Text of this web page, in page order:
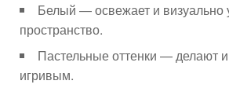
Белый — освежает и визуально
пространство.
Пастельные оттенки — делают
игривым.